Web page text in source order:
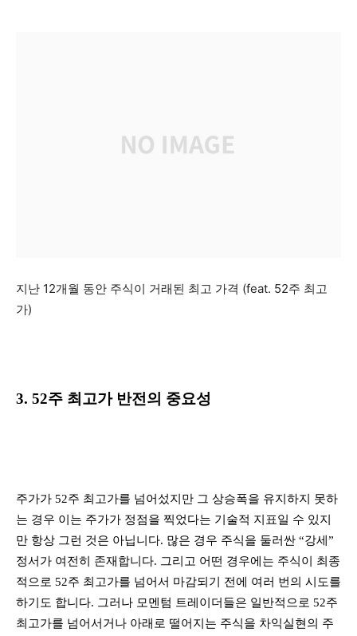
지난 12개월 동안 주식이 거래된 최고 가격 (feat. 52주 최고
가)
3. 52주 최고가 반전의 중요성
주가가 52주 최고가를 넘어섰지만 그 상승폭을 유지하지 못하
는 경우 이는 주가가 정점을 찍었다는 기술적 지표일 수 있지
만 항상 그런 것은 아닙니다. 많은 경우 주식을 둘러싼 “강세”
정서가 여전히 존재합니다. 그리고 어떤 경우에는 주식이 최종
적으로 52주 최고가를 넘어서 마감되기 전에 여러 번의 시도를
하기도 합니다. 그러나 모멘텀 트레이더들은 일반적으로 52주
최고가를 넘어서거나 아래로 떨어지는 주식을 차익실현의 주